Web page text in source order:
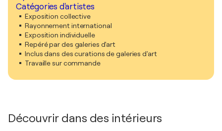
Catégories d'artistes
Exposition collective
Rayonnement international
Exposition individuelle
Repéré par des galeries d'art
Inclus dans des curations de galeries d'art
Travaille sur commande
Découvrir dans des intérieurs